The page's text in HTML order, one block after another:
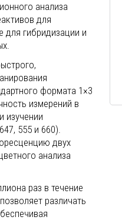
анализа
для
для гибридизации и
формата 1×3
измерений в
изучении
555 и 660).
двух
анализа
раз в течение
различать